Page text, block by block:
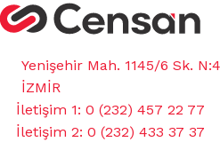
Yenişehir Mah. 1145/6 Sk.
İZMİR
İletişim 1: 0 (232) 457 22 77
İletişim 2: 0 (232) 433 37 37